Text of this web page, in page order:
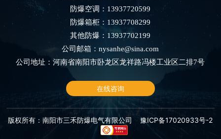
防爆空调： 13937720599
防爆箱柜： 13937708299
其他防爆： 13937702199
公司邮箱：nysanhe@sina.com
公司地址：河南省南阳市卧龙区龙祥路冯楼工业区二排7号
在线咨询
版权所有：南阳市三禾防爆电气有限公司 豫ICP备17020933号-2